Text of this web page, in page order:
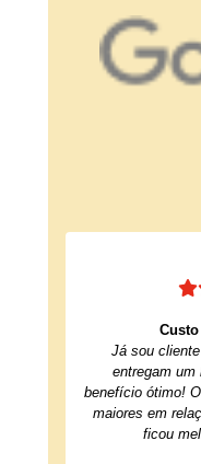
Já sou
entregam um
benefício ótimo!
maiores em
ficou